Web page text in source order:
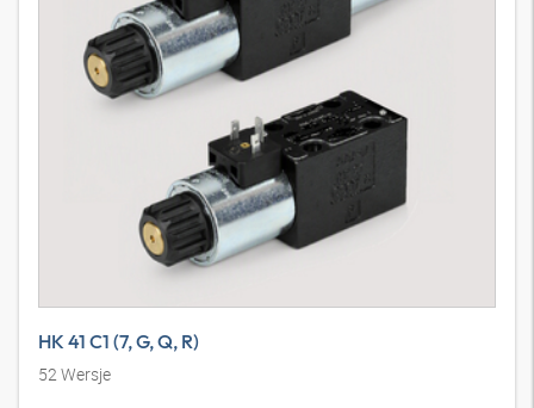
HK 41 C1 (7, G, Q, R)
52Wersje